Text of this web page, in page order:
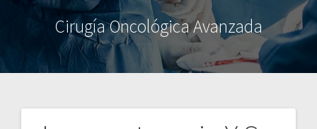
Cirugía Oncológica Avanzada